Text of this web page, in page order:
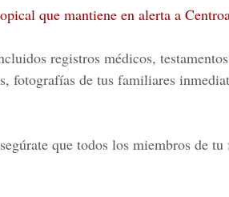
que mantiene en alerta a
registros médicos,
fotografías de tus familiares
que todos los miembros de tu